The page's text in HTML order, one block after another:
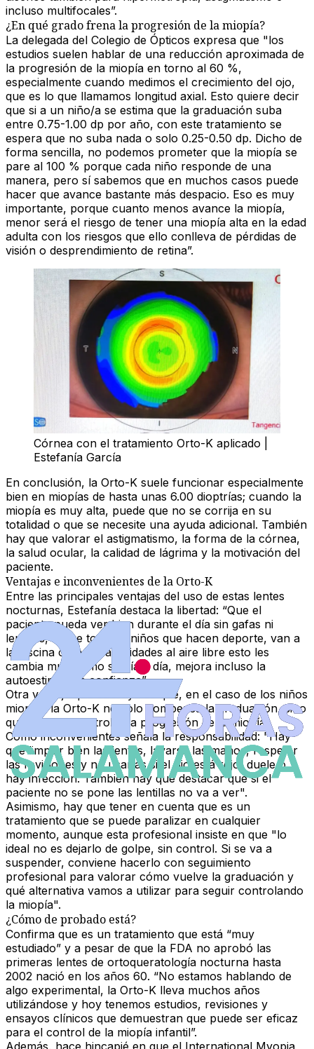
incluso multifocales”.
¿En qué grado frena la progresión de la miopía?
La delegada del Colegio de Ópticos expresa que "los
estudios suelen hablar de una reducción aproximada de
la progresión de la miopía en torno al 60 %,
especialmente cuando medimos el crecimiento del ojo,
que es lo que llamamos longitud axial. Esto quiere decir
que si a un niño/a se estima que la graduación suba
entre 0.75-1.00 dp por año, con este tratamiento se
espera que no suba nada o solo 0.25-0.50 dp. Dicho de
forma sencilla, no podemos prometer que la miopía se
pare al 100 % porque cada niño responde de una
manera, pero sí sabemos que en muchos casos puede
hacer que avance bastante más despacio. Eso es muy
importante, porque cuanto menos avance la miopía,
menor será el riesgo de tener una miopía alta en la edad
adulta con los riesgos que ello conlleva de pérdidas de
visión o desprendimiento de retina”.
Córnea con el tratamiento Orto-K aplicado |
Estefanía García
En conclusión, la Orto-K suele funcionar especialmente
bien en miopías de hasta unas 6.00 dioptrías; cuando la
miopía es muy alta, puede que no se corrija en su
totalidad o que se necesite una ayuda adicional. También
hay que valorar el astigmatismo, la forma de la córnea,
la salud ocular, la calidad de lágrima y la motivación del
paciente.
Ventajas e inconvenientes de la Orto-K
Entre las principales ventajas del uso de estas lentes
nocturnas, Estefanía destaca la libertad: “Que el
paciente pueda ver bien durante el día sin gafas ni
lentillas, sobre todo en niños que hacen deporte, van a
la piscina o hacen actividades al aire libre esto les
cambia muchísimo su día a día, mejora incluso la
autoestima y la confianza”.
Otra ventaja que subraya es que, en el caso de los niños
miopes, la Orto-K no solo compensa la graduación, sino
que ayuda a controlar la progresión de la miopía.
Como inconvenientes señala la responsabilidad: "Hay
que limpiar bien las lentes, lavarse las manos, respetar
las revisiones y no usarlas si el ojo está rojo, duele o
hay infección. También hay que destacar que si el
paciente no se pone las lentillas no va a ver".
Asimismo, hay que tener en cuenta que es un
tratamiento que se puede paralizar en cualquier
momento, aunque esta profesional insiste en que "lo
ideal no es dejarlo de golpe, sin control. Si se va a
suspender, conviene hacerlo con seguimiento
profesional para valorar cómo vuelve la graduación y
qué alternativa vamos a utilizar para seguir controlando
la miopía".
¿Cómo de probado está?
Confirma que es un tratamiento que está “muy
estudiado” y a pesar de que la FDA no aprobó las
primeras lentes de ortoqueratología nocturna hasta
2002 nació en los años 60. “No estamos hablando de
algo experimental, la Orto-K lleva muchos años
utilizándose y hoy tenemos estudios, revisiones y
ensayos clínicos que demuestran que puede ser eficaz
para el control de la miopía infantil”.
Además, hace hincapié en que el International Myopia